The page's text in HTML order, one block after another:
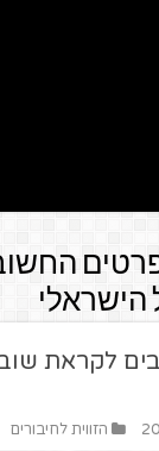
הישראלי
לקראת
הזווית לחיבורים